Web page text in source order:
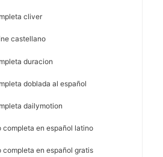
cliver
castellano
duracion
doblada al español
dailymotion
completa en español latino
completa en español gratis